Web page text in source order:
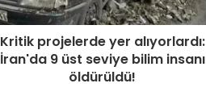
Kritik projelerde yer alıyorlardı:
İran'da 9 üst seviye bilim insanı
öldürüldü!